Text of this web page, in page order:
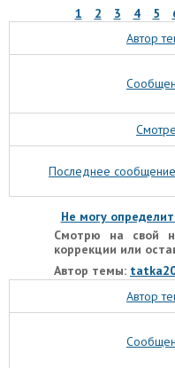
1
2 3 4 5
Автор
Последнее сообщение
Не могу
Смотрю на свой
коррекции или
Автор темы:
Автор